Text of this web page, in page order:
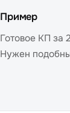
Пример
Готовое КП за
Нужен